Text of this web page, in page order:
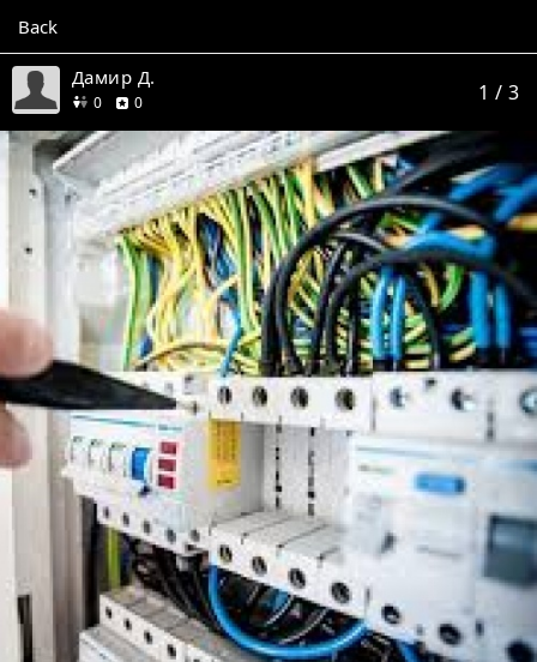
Back
Дамир Д.
0friends
0reviews 1 / 3